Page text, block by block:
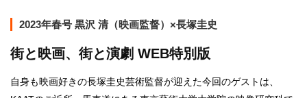
2023年春号 黒沢 清（映画監督）×長塚圭史
街と映画、街と演劇 WEB特別版
自身も映画好きの長塚圭史芸術監督が迎えた今回のゲストは、